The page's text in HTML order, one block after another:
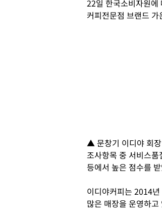
22일 한국소비자원에
커피전문점 브랜드
▲ 문창기 이디야 회장
조사항목 중 서비스
등에서 높은 점수를
이디야커피는 2014
많은 매장을 운영하